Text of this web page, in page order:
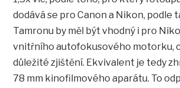
dodává se pro Canon a Nikon, podle
Tamronu by měl být vhodný i pro
vnitřního autofokusového motorku,
důležité zjištění. Ekvivalent je tedy
78 mm kinofilmového aparátu. To